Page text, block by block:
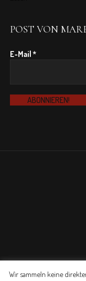
POST VON
E-Mail*
Wir sammeln keine